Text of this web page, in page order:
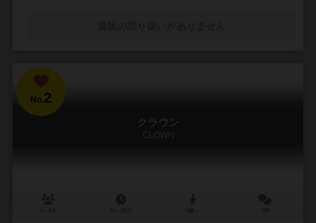
No.2
クラウン
CLOWN